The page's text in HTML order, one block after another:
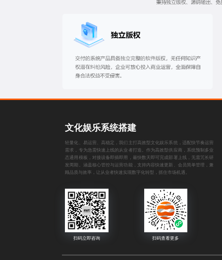
文化娱乐系统搭建
轻量化、易运营、高稳定，我们主打高效型文化娱乐系统，适配快节奏运营
需求，专为急需快速上线的从业者打造。作为高效型供应商，系统预制多业
态通用模板，对接设备即插即用，最快数天即可完成部署上线，无需冗长研
发周期。涵盖核心管控与运营功能，支持内容快速更新、会员简单管理，兼
顾品质与效率，让从业者快速实现数字化转型，抓住市场机遇。